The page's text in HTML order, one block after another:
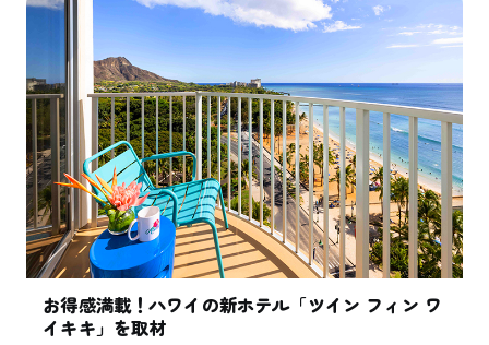
お得感満載！ハワイの新ホテル「ツイン フィン ワ
イキキ」を取材